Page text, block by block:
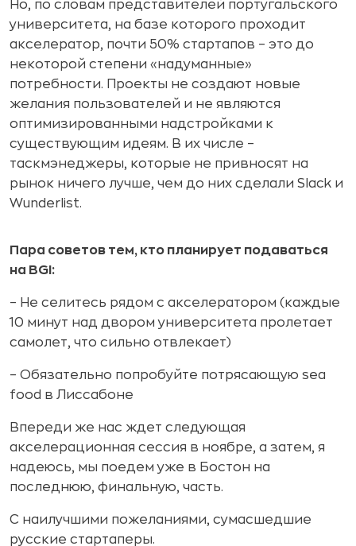
Но, по словам представителей португальского
университета, на базе которого проходит
акселератор, почти 50% стартапов – это до
некоторой степени «надуманные»
потребности. Проекты не создают новые
желания пользователей и не являются
оптимизированными надстройками к
существующим идеям. В их числе –
таскмэнеджеры, которые не привносят на
рынок ничего лучше, чем до них сделали Slack и
Wunderlist.
П ара советов тем, кто планирует подаваться
на BGI:
– Не селитесь рядом с акселератором (каждые
10 минут над двором университета пролетает
самолет, что сильно отвлекает)
– Обязательно попробуйте потрясающую sea
food в Лиссабоне
Впереди же нас ждет следующая
акселерационная сессия в ноябре, а затем, я
надеюсь, мы поедем уже в Бостон на
последнюю, финальную, часть.
C наилучшими пожеланиями, сумасшедшие
русские стартаперы.